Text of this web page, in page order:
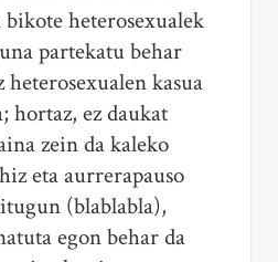
heterosexualek
partekatu behar
kasua
hortaz, ez daukat
zein da kaleko
eta aurrerapauso
(blablabla),
egon behar da